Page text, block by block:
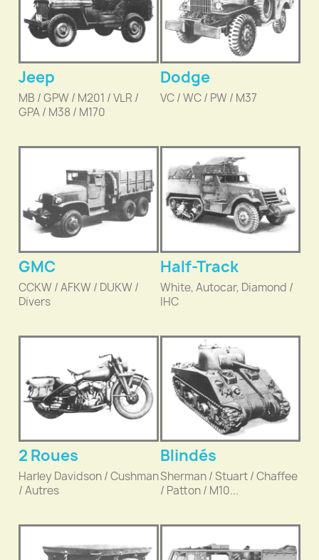
Jeep
MB / GPW / M201 / VLR /
GPA / M38 / M170
Dodge
VC / WC / PW / M37
GMC
CCKW / AFKW / DUKW /
Divers
Half-Track
White, Autocar, Diamond /
IHC
2 Roues
Harley Davidson / Cushman
/ Autres
Blindés
Sherman / Stuart / Chaffee
/ Patton / M10...